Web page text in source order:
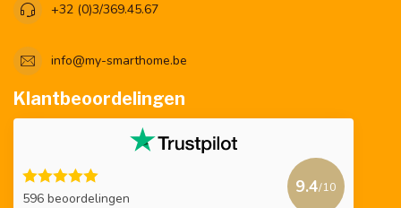
+32 (0)3/369.45.67
info@my-smarthome.be
Klantbeoordelingen
596 beoordelingen
9.4/10